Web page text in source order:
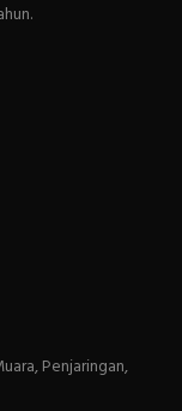
Penjaringan,